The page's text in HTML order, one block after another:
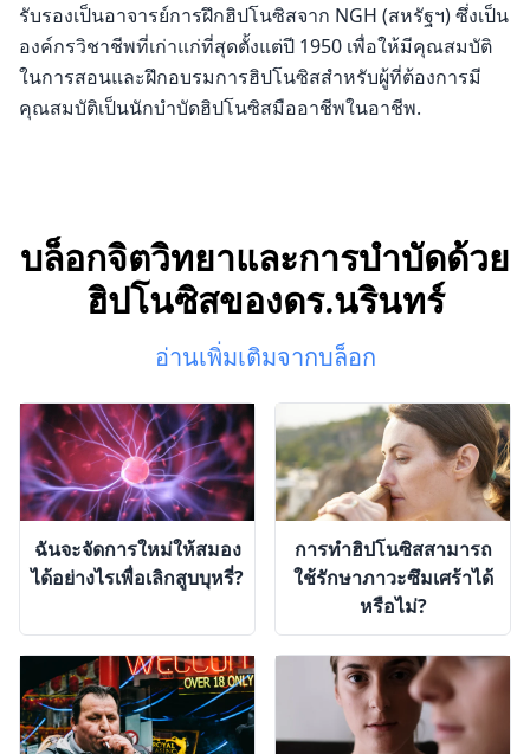
รับรองเป็นอาจารย์การฝึกฮิปโนซิสจาก NGH (สหรัฐฯ) ซึ่งเป็น
องค์กรวิชาชีพที่เก่าแก่ที่สุดตั้งแต่ปี 1950 เพื่อให้มีคุณสมบัติ
ในการสอนและฝึกอบรมการฮิปโนซิสสำหรับผู้ที่ต้องการมี
คุณสมบัติเป็นนักบำบัดฮิปโนซิสมืออาชีพในอาชีพ.
บล็อกจิตวิทยาและการบำบัดด้วย
ฮิปโนซิสของดร.นรินทร์
อ่านเพิ่มเติมจากบล็อก
ฉันจะจัดการใหม่ให้สมอง
ได้อย่างไรเพื่อเลิกสูบบุหรี่?
การทำฮิปโนซิสสามารถ
ใช้รักษาภาวะซึมเศร้าได้
หรือไม่?